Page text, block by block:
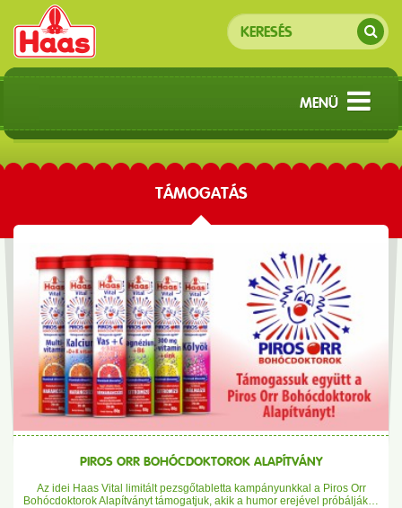
MENÜ
TÁMOGATÁS
PIROS ORR BOHÓCDOKTOROK ALAPÍTVÁNY
Az idei Haas Vital limitált pezsgőtabletta kampányunkkal a Piros Orr
Bohócdoktorok Alapítványt támogatjuk, akik a humor erejével próbálják…